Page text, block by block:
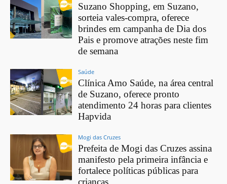
Suzano Shopping, em Suzano,
sorteia vales-compra, oferece
brindes em campanha de Dia dos
Pais e promove atrações neste fim
de semana
Saúde
Clínica Amo Saúde, na área central
de Suzano, oferece pronto
atendimento 24 horas para clientes
Hapvida
Mogi das Cruzes
Prefeita de Mogi das Cruzes assina
manifesto pela primeira infância e
fortalece políticas públicas para
crianças